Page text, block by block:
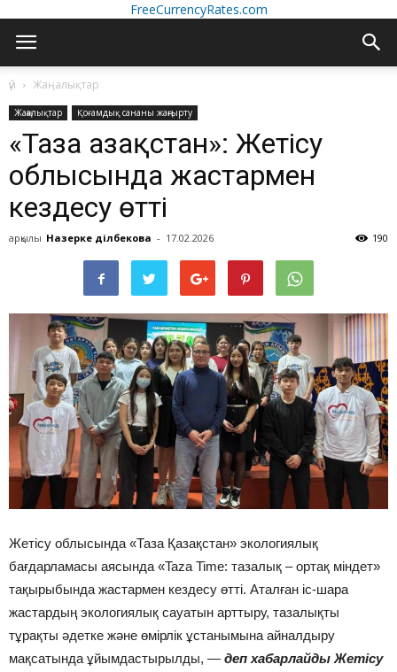
FreeCurrencyRates.com
үй Жаңалықтар
Жаңалықтар Қоғамдық сананы жаңғырту
«Таза Қазақстан»: Жетісу
облысында жастармен
кездесу өтті
арқылы Назерке Әділбекова - 17.02.2026 190
Жетісу облысында «Таза Қазақстан» экологиялық
бағдарламасы аясында «Taza Time: тазалық – ортақ міндет»
тақырыбында жастармен кездесу өтті. Аталған іс-шара
жастардың экологиялық сауатын арттыру, тазалықты
тұрақты әдетке және өмірлік ұстанымына айналдыру
мақсатында ұйымдастырылды, — деп хабарлайды Жетісу